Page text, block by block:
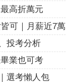
高折萬元
可｜月薪近7萬
投考分析
業也可考
選考懶人包